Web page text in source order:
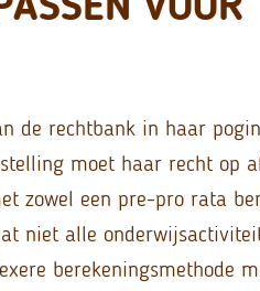
de rechtbank in haar
moet haar recht op
zowel een pre-pro rata
niet alle
berekeningsmethode